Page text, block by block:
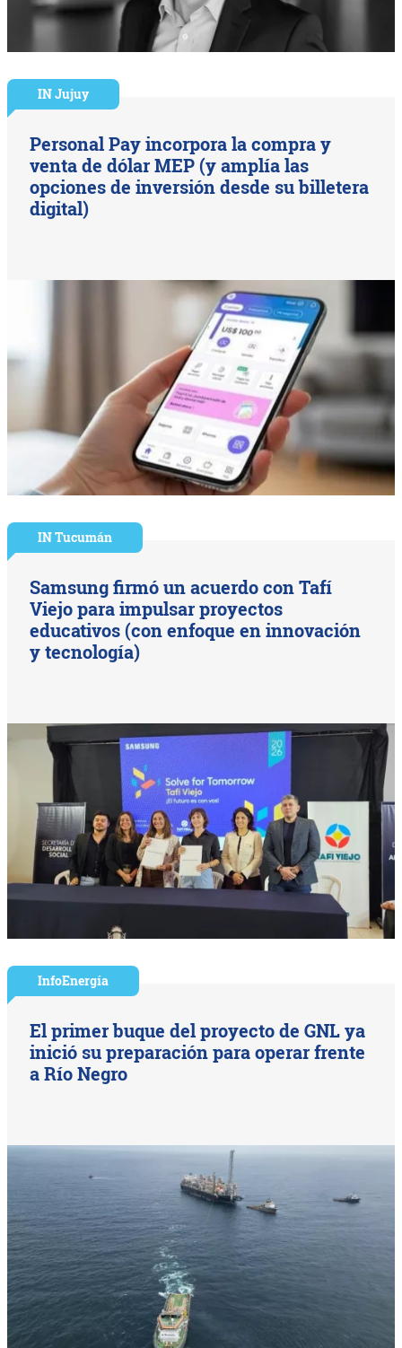
IN Jujuy
Personal Pay incorpora la compra y
venta de dólar MEP (y amplía las
opciones de inversión desde su billetera
digital)
IN Tucumán
Samsung firmó un acuerdo con Tafí
Viejo para impulsar proyectos
educativos (con enfoque en innovación
y tecnología)
InfoEnergía
El primer buque del proyecto de GNL ya
inició su preparación para operar frente
a Río Negro